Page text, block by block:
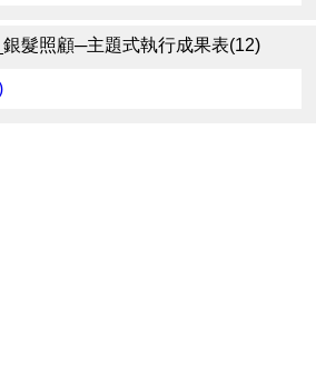
髮照顧─主題式執行成果表(12)